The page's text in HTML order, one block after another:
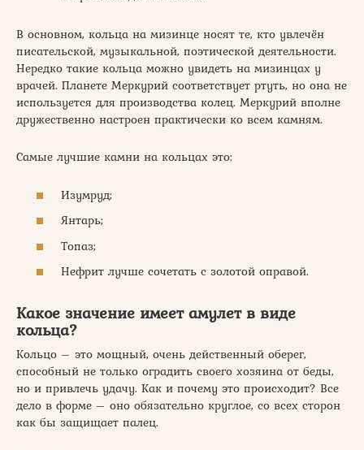
В основном, кольца на мизинце носят те, кто увлечён
писательской, музыкальной, поэтической деятельности.
Нередко такие кольца можно увидеть на мизинцах у
врачей. Планете Меркурий соответствует ртуть, но она не
используется для производства колец. Меркурий вполне
дружественно настроен практически ко всем камням.
Самые лучшие камни на кольцах это:
Изумруд;
Янтарь;
Топаз;
Нефрит лучше сочетать с золотой оправой.
Какое значение имеет амулет в виде
кольца?
Кольцо – это мощный, очень действенный оберег,
способный не только оградить своего хозяина от беды,
но и привлечь удачу. Как и почему это происходит? Все
дело в форме – оно обязательно круглое, со всех сторон
как бы защищает палец.